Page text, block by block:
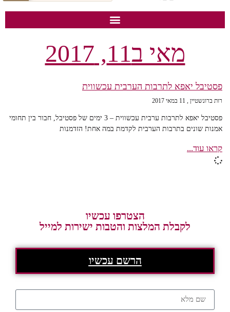
מאי ב11, 2017
פסטיבל יאפא לתרבות הערבית עכשווית
רות ברונשטיין 11 במאי 2017
פסטיבל יאפא לתרבות ערבית עכשווית – 3 ימים של פסטיבל, חבור בין תחומי
אמנות שונים בתרבות הערבית לקדמת במה אחת! הזדמנות
קראו עוד...
הצטרפו עכשיו
לקבלת המלצות והטבות ישירות למייל
הרשם עכשיו